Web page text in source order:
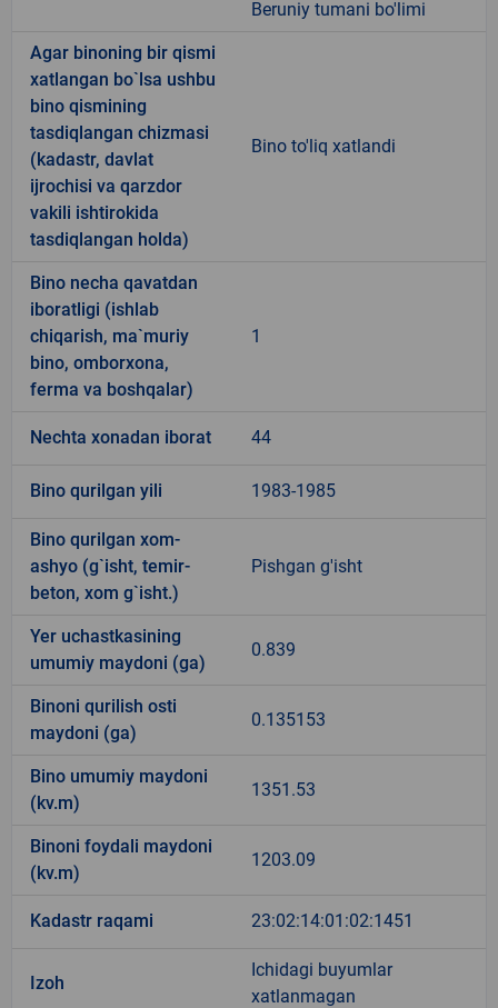
Beruniy tumani bo'limi
Agar binoning bir qismi
xatlangan bo`lsa ushbu
bino qismining
tasdiqlangan chizmasi
(kadastr, davlat
ijrochisi va qarzdor
vakili ishtirokida
tasdiqlangan holda)
Bino to'liq xatlandi
Bino necha qavatdan
iboratligi (ishlab
chiqarish, ma`muriy
bino, omborxona,
ferma va boshqalar)
1
Nechta xonadan iborat 44
Bino qurilgan yili 1983-1985
Bino qurilgan xom-
ashyo (g`isht, temir-
beton, xom g`isht.)
Pishgan g'isht
Yer uchastkasining
umumiy maydoni (ga)
0.839
Binoni qurilish osti
maydoni (ga)
0.135153
Bino umumiy maydoni
(kv.m)
1351.53
Binoni foydali maydoni
(kv.m)
1203.09
Kadastr raqami 23:02:14:01:02:1451
Izoh
Ichidagi buyumlar
xatlanmagan